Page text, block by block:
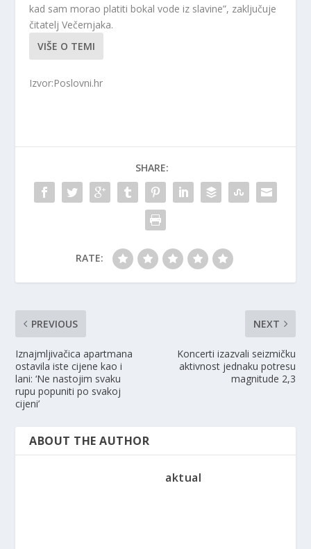
kad sam morao platiti bokal vode iz slavine”, zaključuje
čitatelj Večernjaka.
VIŠE O TEMI
Izvor:Poslovni.hr
SHARE:
RATE:
PREVIOUS
Iznajmljivačica apartmana
ostavila iste cijene kao i
lani: ‘Ne nastojim svaku
rupu popuniti po svakoj
cijeni’
NEXT
Koncerti izazvali seizmičku
aktivnost jednaku potresu
magnitude 2,3
ABOUT THE AUTHOR
aktual